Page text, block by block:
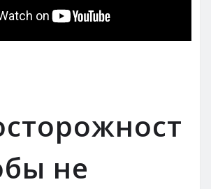
не